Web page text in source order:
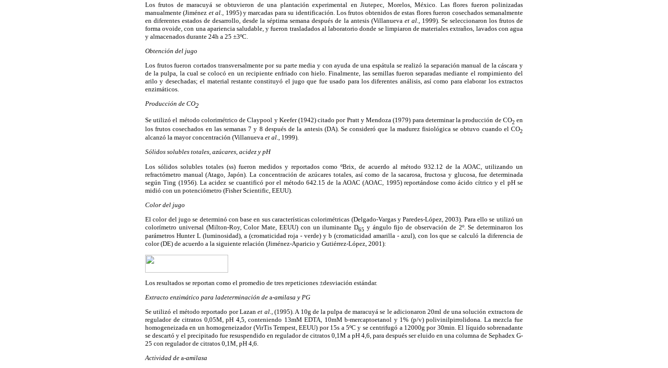
Los frutos de maracuyá se obtuvieron de una plantación experimental en Jiutepec, Morelos, México. Las flores fueron polinizadas
manualmente (Jiménez et al.
, 1995) y marcadas para su identificación. Los frutos obtenidos de estas flores fueron cosechados semanalmente
en diferentes estados de desarrollo, desde la séptima semana después de la antesis (Villanueva et al.
, 1999). Se seleccionaron los frutos de
forma ovoide, con una apariencia saludable, y fueron trasladados al laboratorio donde se limpiaron de materiales extraños, lavados con agua
y almacenados durante 24h a 25 ±3ºC.
Obtención del jugo
Los frutos fueron cortados transversalmente por su parte media y con ayuda de una espátula se realizó la separación manual de la cáscara y
de la pulpa, la cual se colocó en un recipiente enfriado con hielo. Finalmente, las semillas fueron separadas mediante el rompimiento del
arilo y desechadas; el material restante constituyó el jugo que fue usado para los diferentes análisis, así como para elaborar los extractos
enzimáticos.
Producción de CO2
Se utilizó el método colorimétrico de Claypool y Keefer (1942) citado por Pratt y Mendoza (1979) para determinar la producción de CO2 en
los frutos cosechados en las semanas 7 y 8 después de la antesis (DA). Se consideró que la madurez fisiológica se obtuvo cuando el CO2
alcanzó la mayor concentración (Villanueva et al., 1999).
Sólidos solubles totales, azúcares, acidez y pH
Los sólidos solubles totales (ss) fueron medidos y reportados como ºBrix, de acuerdo al método 932.12 de la AOAC, utilizando un
refractómetro manual (Atago, Japón). La concentración de azúcares totales, así como de la sacarosa, fructosa y glucosa, fue determinada
según Ting (1956). La acidez se cuantificó por el método 642.15 de la AOAC (AOAC, 1995) reportándose como ácido cítrico y el pH se
midió con un potenciómetro (Fisher Scientific, EEUU).
Color del jugo
El color del jugo se determinó con base en sus características colorimétricas (Delgado-Vargas y Paredes-López, 2003). Para ello se utilizó un
colorímetro universal (Milton-Roy, Color Mate, EEUU) con un iluminante D65 y ángulo fijo de observación de 2º. Se determinaron los
parámetros Hunter L (luminosidad), a (cromaticidad roja - verde) y b (cromaticidad amarilla - azul), con los que se calculó la diferencia de
color (DE) de acuerdo a la siguiente relación (Jiménez-Aparicio y Gutiérrez-López, 2001):
Los resultados se reportan como el promedio de tres repeticiones ±desviación estándar.
Extracto enzimático para ladeterminación de a-amilasa y PG
Se utilizó el método reportado por Lazanet al., (1995). A 10g de la pulpa de maracuyá se le adicionaron 20ml de una solución extractora de
regulador de citratos 0,05M, pH 4,5, conteniendo 13mM EDTA, 10mMb-mercaptoetanol y 1% (p/v) polivinilpirrolidona. La mezcla fue
homogeneizada en un homogeneizador (VirTis Tempest, EEUU) por 15s a 5ºC y se centrifugó a 12000g por 30min. El líquido sobrenadante
se descartó y el precipitado fue resuspendido en regulador de citratos 0,1M a pH 4,6, para después ser eluido en una columna de Sephadex G-
25 con regulador de citratos 0,1M, pH 4,6.
Actividad de a-amilasa